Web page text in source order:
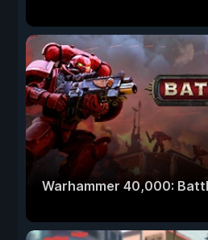
Warhammer 40,000: